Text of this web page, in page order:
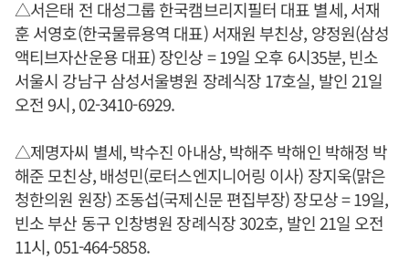
△서은태 전 대성그룹 한국캠브리지필터 대표 별세, 서재
훈 서영호(한국물류용역 대표) 서재원 부친상, 양정원(삼성
액티브자산운용 대표) 장인상 = 19일 오후 6시35분, 빈소
서울시 강남구 삼성서울병원 장례식장 17호실, 발인 21일
오전 9시, 02-3410-6929.
△제명자씨 별세, 박수진 아내상, 박해주 박해인 박해정 박
해준 모친상, 배성민(로터스엔지니어링 이사) 장지욱(맑은
청한의원 원장) 조동섭(국제신문 편집부장) 장모상 = 19일,
빈소 부산 동구 인창병원 장례식장 302호, 발인 21일 오전
11시, 051-464-5858.